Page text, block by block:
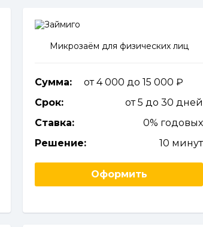
Микрозаём для физических лиц
Сумма:
от 4 000 до 15 000
Срок:
от 5 до 30 дней
Ставка:
0% годовых
Решение:
10 минут
Оформить